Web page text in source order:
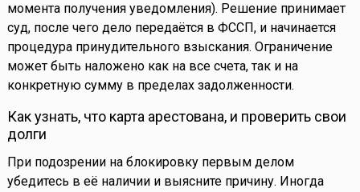
момента получения уведомления). Решение принимает
суд, после чего дело передаётся в ФССП, и начинается
процедура принудительного взыскания. Ограничение
может быть наложено как на все счета, так и на
конкретную сумму в пределах задолженности.
Как узнать, что карта арестована, и проверить свои
долги
При подозрении на блокировку первым делом
убедитесь в её наличии и выясните причину. Иногда